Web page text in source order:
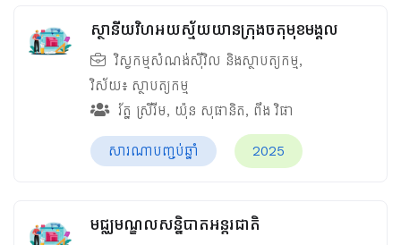
ស្ថានីយវិហអយស្ម័យយានក្រុងចតុមុខមង្គល
វិស្វកម្មសំណង់ស៊ីវិល និងស្ថាបត្យកម្ម,
វិស័យ៖ ស្ថាបត្យកម្ម
រ័ត្ន ស្រីរីម, យ៉ុន សុផានិត, ពឹង វិផា
សារណាបញ្ចប់ឆ្នាំ 2025
មជ្ឈមណ្ឌលសន្និបាតអន្តរជាតិ